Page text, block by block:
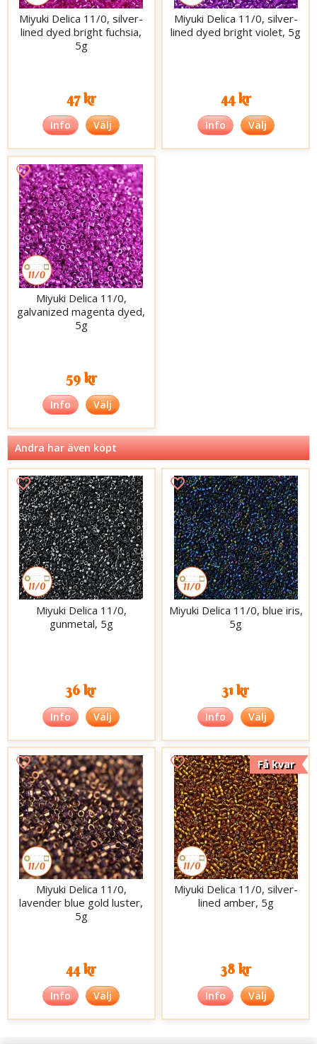
Miyuki Delica 11/0, silver-
lined dyed bright fuchsia,
5g
47 kr
Info Välj
Miyuki Delica 11/0, silver-
lined dyed bright violet, 5g
44 kr
Info Välj
Miyuki Delica 11/0,
galvanized magenta dyed,
5g
59 kr
Info Välj
Andra har även köpt
Miyuki Delica 11/0,
gunmetal, 5g
36 kr
Info Välj
Miyuki Delica 11/0, blue iris,
5g
31 kr
Info Välj
Miyuki Delica 11/0,
lavender blue gold luster,
5g
44 kr
Info Välj
Få kvar
Miyuki Delica 11/0, silver-
lined amber, 5g
38 kr
Info Välj